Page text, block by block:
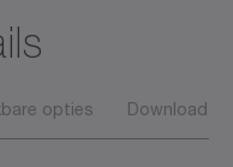
opties Downloads